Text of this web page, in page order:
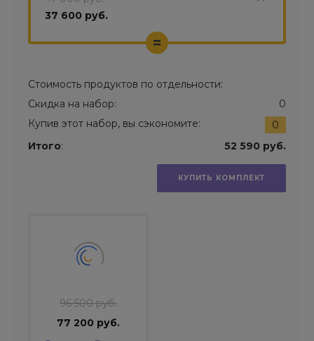
37 600 руб.
=
Стоимость продуктов по отдельности:
Скидка на набор:
0
Купив этот набор, вы сэкономите:
0
Итого: 52 590 руб.
КУПИТЬ КОМПЛЕКТ
96 500 руб.
77 200 руб.